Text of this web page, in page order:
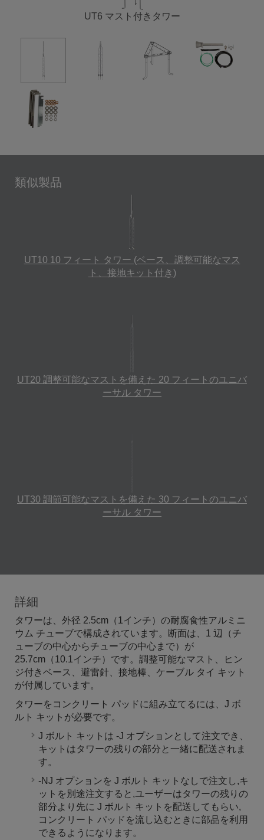
UT6 マスト付きタワー
類似製品
UT10 10 フィート タワー (ベース、調整可能なマス
ト、接地キット付き)
UT20 調整可能なマストを備えた 20 フィートのユニバ
ーサル タワー
UT30 調節可能なマストを備えた 30 フィートのユニバ
ーサル タワー
詳細
タワーは、外径 2.5cm（1インチ）の耐腐食性アルミニ
ウム チューブで構成されています。断面は、1 辺（チ
ューブの中心からチューブの中心まで）が
25.7cm（10.1インチ）です。調整可能なマスト、ヒン
ジ付きベース、避雷針、接地棒、ケーブル タイ キット
が付属しています。
タワーをコンクリート パッドに組み立てるには、J ボ
ルト キットが必要です。
J ボルト キットは -J オプションとして注文でき、
キットはタワーの残りの部分と一緒に配送されま
す。
-NJ オプションを J ボルト キットなしで注文し,キ
ットを別途注文すると,ユーザーはタワーの残りの
部分より先に J ボルト キットを配送してもらい,
コンクリート パッドを流し込むときに部品を利用
できるようになります。